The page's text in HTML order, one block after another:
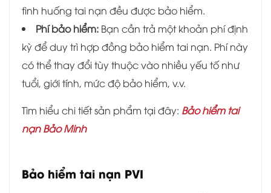
tình huống tai nạn đều được bảo hiểm.
Phí bảo hiểm: Bạn cần trả một khoản phí định
kỳ để duy trì hợp đồng bảo hiểm tai nạn. Phí này
có thể thay đổi tùy thuộc vào nhiều yếu tố như
tuổi, giới tính, mức độ bảo hiểm, v.v.
Tìm hiểu chi tiết sản phẩm tại đây: Bảo hiểm tai
nạn Bảo Minh
Bảo hiểm tai nạn PVI